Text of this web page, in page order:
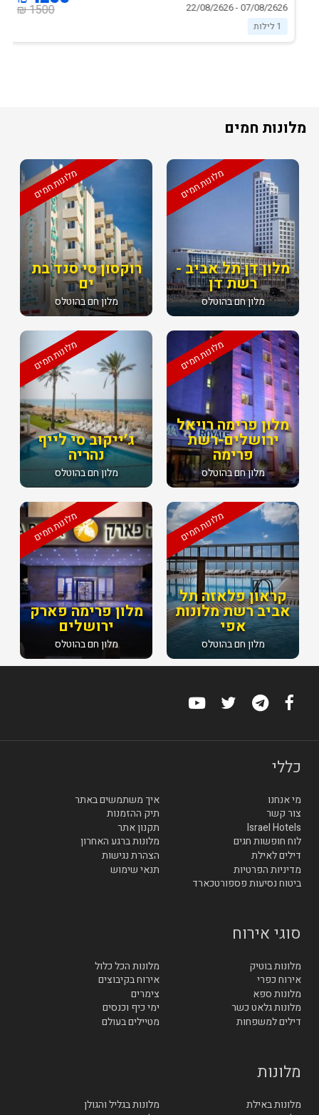
07/08/2626 - 22/08/2626
1500 ₪
מלונות חמים
מלונות חמים
רוקסון סי סנד בת
ים
מלון חם בהוטלס
מלונות חמים
מלון דן תל אביב -
רשת דן
מלון חם בהוטלס
מלונות חמים
ג׳ייקוב סי לייף
נהריה
מלון חם בהוטלס
מלונות חמים
מלון פרימה רויאל
ירושלים-רשת
פרימה
מלון חם בהוטלס
מלונות חמים
מלון פרימה פארק
ירושלים
מלון חם בהוטלס
מלונות חמים
קראון פלאזה תל
אביב רשת מלונות
אפי
מלון חם בהוטלס
כללי
מי אנחנו
איך משתמשים באתר
צור קשר
תיק ההזמנות
Israel Hotels
תקנון אתר
לוח חופשות חגים
מלונות ברגע האחרון
דילים לאילת
הצהרת נגישות
מדיניות הפרטיות
תנאי שימוש
ביטוח נסיעות פספורטכארד
סוגי אירוח
מלונות בוטיק
מלונות הכל כלול
אירוח כפרי
אירוח בקיבוצים
מלונות ספא
צימרים
מלונות גלאט כשר
ימי כיף וכנסים
דילים למשפחות
מטיילים בעולם
מלונות
מלונות באילת
מלונות בגליל והגולן